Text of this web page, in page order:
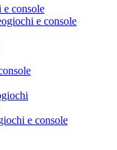
console
e console
e console